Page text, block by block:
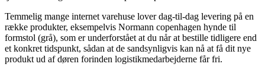
Temmelig mange internet varehuse lover dag-til-dag levering på en
række produkter, eksempelvis Normann copenhagen hynde til
formstol (grå), som er underforstået at du når at bestille tidligere end
et konkret tidspunkt, sådan at de sandsynligvis kan nå at få dit nye
produkt ud af døren forinden logistikmedarbejderne får fri.